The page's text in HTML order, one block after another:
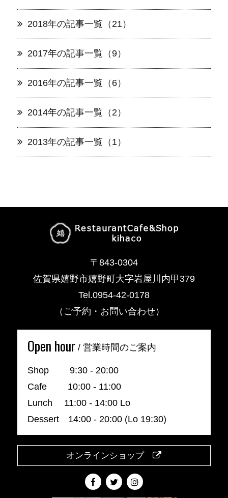
2018年の記事一覧（21）
2017年の記事一覧（9）
2016年の記事一覧（6）
2014年の記事一覧（2）
2013年の記事一覧（1）
〒843-0304
佐賀県嬉野市嬉野町大字岩屋川内甲379
Tel.0954-42-0178
（ご予約・お問い合わせ）
Open hour / 営業時間のご案内
Shop 9:30 - 20:00
Cafe 10:00 - 11:00
Lunch 11:00 - 14:00 Lo
Dessert 14:00 - 20:00 (Lo 19:30)
オンラインショップ